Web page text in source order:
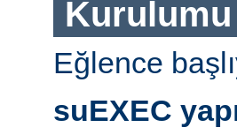
Kurulumu
Eğlence
suEXEC